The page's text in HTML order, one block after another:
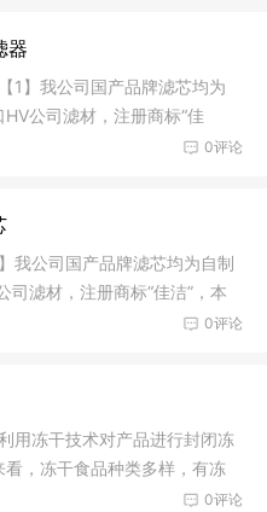
器
1】我公司国产品牌滤芯均为
公司滤材，注册商标“佳
0评论
我公司国产品牌滤芯均为自制
司滤材，注册商标“佳洁”，本
0评论
用冻干技术对产品进行封闭冻
，冻干食品种类多样，有冻
0评论